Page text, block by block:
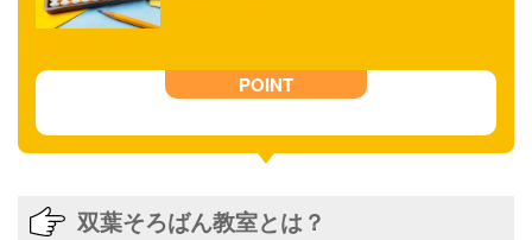
双葉そろばん教室とは？